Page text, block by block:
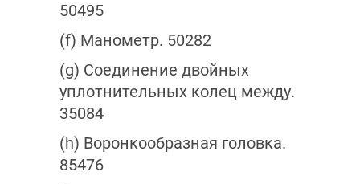
50495
(f) Манометр. 50282
(g) Соединение двойных
уплотнительных колец между.
35084
(h) Воронкообразная головка.
85476